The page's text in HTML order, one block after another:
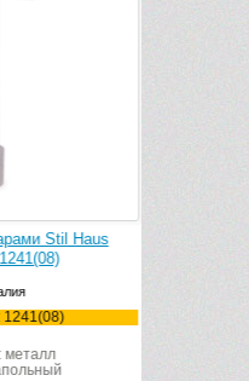
Stil Haus